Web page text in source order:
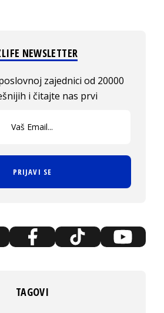
NEWSLETTER
zajednici od 20000
i čitajte nas prvi
PRIJAVI SE
TAGOVI